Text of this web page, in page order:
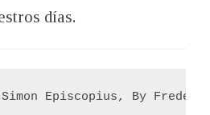
días.
Simon Episcopius, By